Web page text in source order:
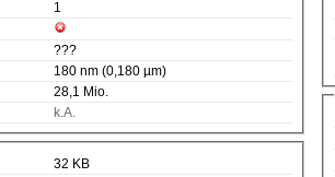
1
???
180 nm (0,180 µm)
28,1 Mio.
k.A.
32 KB